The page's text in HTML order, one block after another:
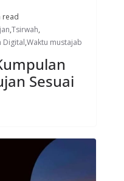
read
,Tsirwah,
Digital,Waktu mustajab
Sesuai